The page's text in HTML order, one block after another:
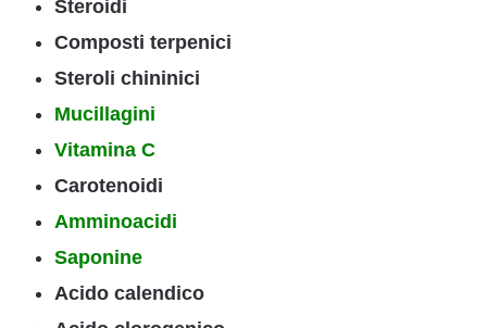
Steroidi
Composti terpenici
Steroli chininici
Mucillagini
Vitamina C
Carotenoidi
Amminoacidi
Saponine
Acido calendico